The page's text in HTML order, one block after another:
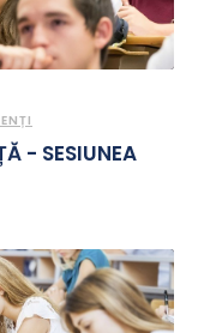
- SESIUNEA